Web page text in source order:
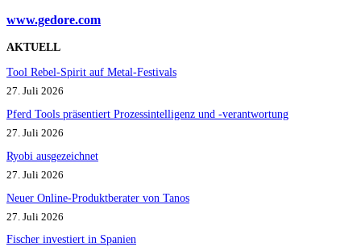
www.gedore.com
AKTUELL
Tool Rebel-Spirit auf Metal-Festivals
27. Juli 2026
Pferd Tools präsentiert Prozessintelligenz und -verantwortung
27. Juli 2026
Ryobi ausgezeichnet
27. Juli 2026
Neuer Online-Produktberater von Tanos
27. Juli 2026
Fischer investiert in Spanien